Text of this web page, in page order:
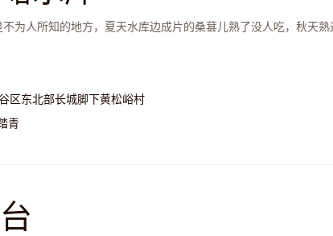
为人所知的地方，夏天水库边成片的桑葚儿熟了没人吃，秋天
区东北部长城脚下黄松峪村
青